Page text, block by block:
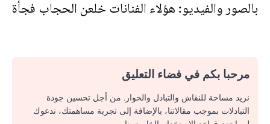
بالصور والفيديو: هؤلاء الفنانات خلعن الحجاب فجأة
مرحبا بكم في فضاء التعليق
نريد مساحة للنقاش والتبادل والحوار. من أجل تحسين جودة
التبادلات بموجب مقالاتنا، بالإضافة إلى تجربة مساهمتك، ندعوك